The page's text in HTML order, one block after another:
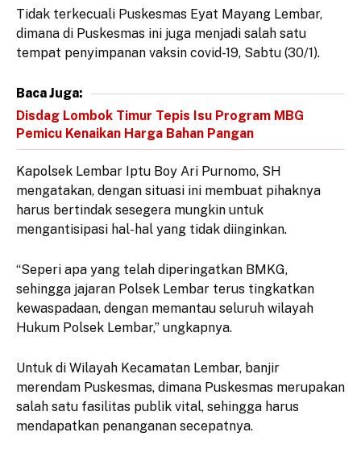
Tidak terkecuali Puskesmas Eyat Mayang Lembar,
dimana di Puskesmas ini juga menjadi salah satu
tempat penyimpanan vaksin covid-19, Sabtu (30/1).
Baca Juga:
Disdag Lombok Timur Tepis Isu Program MBG
Pemicu Kenaikan Harga Bahan Pangan
Kapolsek Lembar Iptu Boy Ari Purnomo, SH
mengatakan, dengan situasi ini membuat pihaknya
harus bertindak sesegera mungkin untuk
mengantisipasi hal-hal yang tidak diinginkan.
“Seperi apa yang telah diperingatkan BMKG,
sehingga jajaran Polsek Lembar terus tingkatkan
kewaspadaan, dengan memantau seluruh wilayah
Hukum Polsek Lembar,” ungkapnya.
Untuk di Wilayah Kecamatan Lembar, banjir
merendam Puskesmas, dimana Puskesmas merupakan
salah satu fasilitas publik vital, sehingga harus
mendapatkan penanganan secepatnya.